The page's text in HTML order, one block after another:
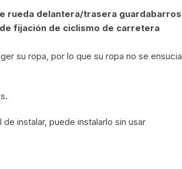
rueda delantera/trasera guardabarros
fijación de ciclismo de carretera
su ropa, por lo que su ropa no se ensucia
instalar, puede instalarlo sin usar